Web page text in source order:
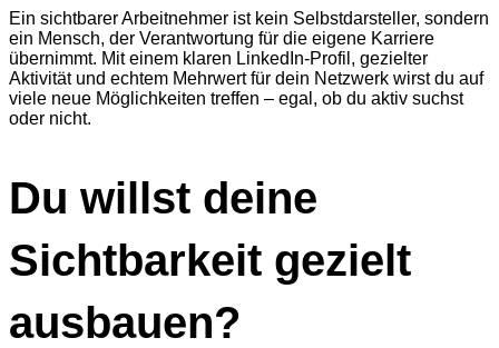
Ein sichtbarer Arbeitnehmer ist kein Selbstdarsteller, sondern
ein Mensch, der Verantwortung für die eigene Karriere
übernimmt. Mit einem klaren LinkedIn-Profil, gezielter
Aktivität und echtem Mehrwert für dein Netzwerk wirst du auf
viele neue Möglichkeiten treffen – egal, ob du aktiv suchst
oder nicht.
Du willst deine
Sichtbarkeit gezielt
ausbauen?